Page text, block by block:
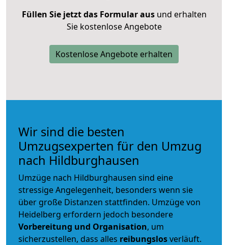
Füllen Sie jetzt das Formular ausund erhalten
Sie kostenlose Angebote
Kostenlose Angebote erhalten
Wir sind die besten
Umzugsexperten für den Umzug
nach Hildburghausen
Umzüge nach Hildburghausen sind eine
stressige Angelegenheit, besonders wenn sie
über große Distanzen stattfinden. Umzüge von
Heidelberg erfordern jedoch besondere
Vorbereitung und Organisation, um
sicherzustellen, dass alles reibungslosverläuft.